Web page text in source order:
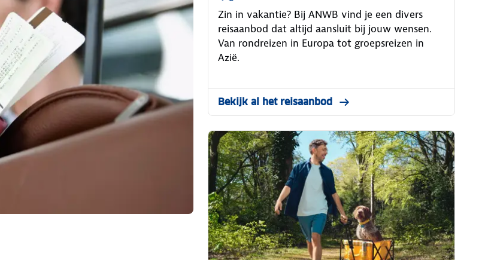
Zin in vakantie? Bij ANWB vind je een divers
reisaanbod dat altijd aansluit bij jouw wensen.
Van rondreizen in Europa tot groepsreizen in
Azië.
Bekijk al het reisaanbod